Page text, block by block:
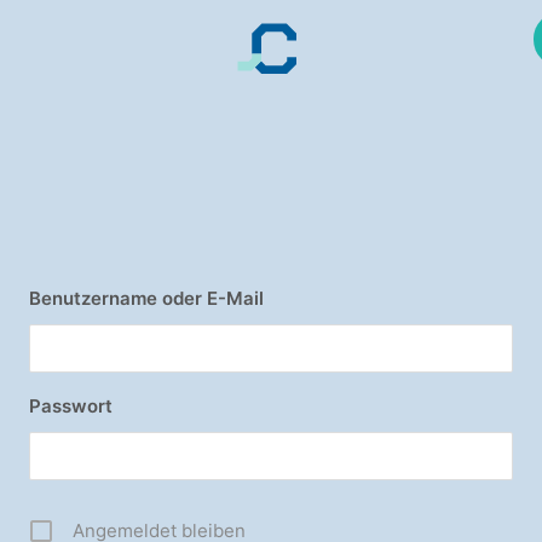
Benutzername oder E-Mail
Passwort
Angemeldet bleiben